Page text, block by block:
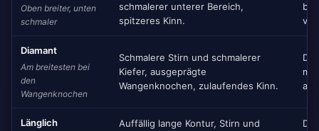
Oben breiter, unten
schmaler
schmalerer unterer Bereich,
spitzeres Kinn.
Diamant
Am breitesten bei
den
Wangenknochen
Schmalere Stirn und schmalerer
Kiefer, ausgeprägte
Wangenknochen, zulaufendes Kinn.
am
Länglich
Auffällig lange Kontur, Stirn und